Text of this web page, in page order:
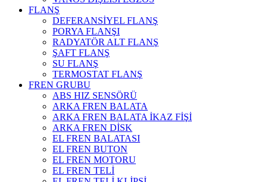
FLANŞ
DEFERANSİYEL FLANŞ
PORYA FLANŞI
RADYATÖR ALT FLANŞ
ŞAFT FLANŞ
SU FLANŞ
TERMOSTAT FLANŞ
FREN GRUBU
ABS HIZ SENSÖRÜ
ARKA FREN BALATA
ARKA FREN BALATA İKAZ FİŞİ
ARKA FREN DİSK
EL FREN BALATASI
EL FREN BUTON
EL FREN MOTORU
EL FREN TELİ